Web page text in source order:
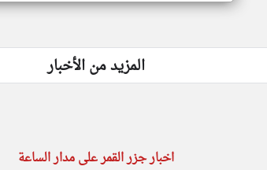
المزيد من الأخبار
اخبار جزر القمر على مدار الساعة